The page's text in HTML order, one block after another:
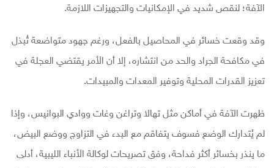
الآفة؛ لنقص شديد في الإمكانيات والتجهيزات اللازمة.
وقد وقعت خسائر في المحاصيل بالفعل، ورغم جهود متواضعة تُبذل
في مكافحة الجراد والحد من انتشاره، إلا أن الأمر يقتضي العجلة في
تعزيز القدرات المحلية وتوفير المعدات والمبيدات.
ظهرت الآفة في أماكن مثل تهالا وتراغن وغات ووادي البوانيس، وإذا
لم يُتدارك الوضع فسوف يتفاقم مع البدء في التزاوج ووضع البيض،
ما ينذر بخسائر أكثر فداحة، وفق تصريحات لوكالة الأنباء الليبية، أدلى